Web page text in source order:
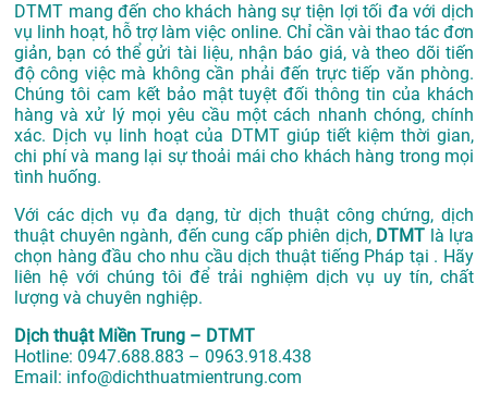
DTMT mang đến cho khách hàng sự tiện lợi tối đa với dịch
vụ linh hoạt, hỗ trợ làm việc online. Chỉ cần vài thao tác đơn
giản, bạn có thể gửi tài liệu, nhận báo giá, và theo dõi tiến
độ công việc mà không cần phải đến trực tiếp văn phòng.
Chúng tôi cam kết bảo mật tuyệt đối thông tin của khách
hàng và xử lý mọi yêu cầu một cách nhanh chóng, chính
xác. Dịch vụ linh hoạt của DTMT giúp tiết kiệm thời gian,
chi phí và mang lại sự thoải mái cho khách hàng trong mọi
tình huống.
Với các dịch vụ đa dạng, từ dịch thuật công chứng, dịch
thuật chuyên ngành, đến cung cấp phiên dịch, DTMT là lựa
chọn hàng đầu cho nhu cầu dịch thuật tiếng Pháp tại . Hãy
liên hệ với chúng tôi để trải nghiệm dịch vụ uy tín, chất
lượng và chuyên nghiệp.
Dịch thuật Miền Trung – DTMT
Hotline: 0947.688.883 – 0963.918.438
Email: info@dichthuatmientrung.com